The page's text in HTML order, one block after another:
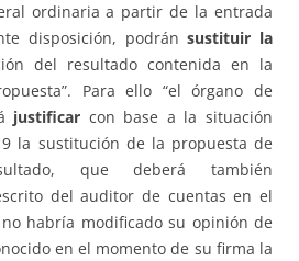
ordinaria a partir de la entrada
disposición, podránsustituir la
del resultado contenida en la
Para ello “el órgano de
justificar con base a la situación
la sustitución de la propuesta de
que deberá también
del auditor de cuentas en el
habría modificado su opinión de
en el momento de su firma la